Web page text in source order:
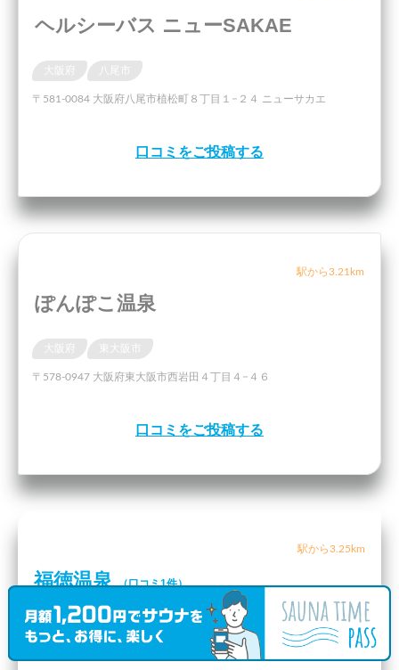
ヘルシーバス ニューSAKAE
〒581-0084 大阪府八尾市植松町８丁目１−２４ ニューサカエ
口コミをご投稿する
駅から3.21km
ぽんぽこ温泉
〒578-0947 大阪府東大阪市西岩田４丁目４−４６
口コミをご投稿する
駅から3.25km
福徳温泉（口コミ1件）
大阪府 大阪市 南巽駅
〒544-0015 大阪府大阪市生野区巽南２丁目８−２